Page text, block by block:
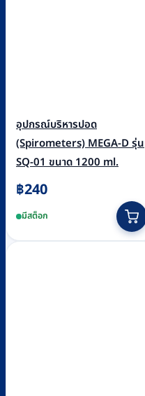
อุปกรณ์บริหารปอด
(Spirometers) MEGA-D รุ่น
SQ-01 ขนาด 1200 ml.
฿240
มีสต็อก